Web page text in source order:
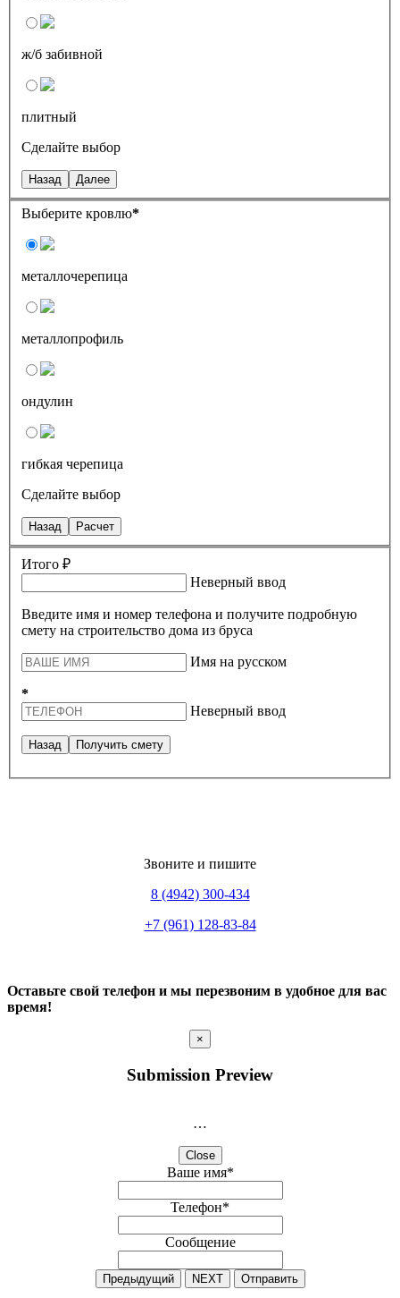
ж/б забивной
плитный
Сделайте выбор
Назад Далее
Выберите кровлю*
металлочерепица
металлопрофиль
ондулин
гибкая черепица
Сделайте выбор
Назад Расчет
Итого ₽
Неверный ввод
Введите имя и номер телефона и получите подробную
смету на строительство дома из бруса
Имя на русском
*
Неверный ввод
Назад Получить смету
Звоните и пишите
8 (4942) 300-434
+7 (961) 128-83-84
Оставьте свой телефон и мы перезвоним в удобное для вас
время!
×
Submission Preview
…
Close
Ваше имя*
Телефон*
Сообщение
Предыдущий NEXT Отправить